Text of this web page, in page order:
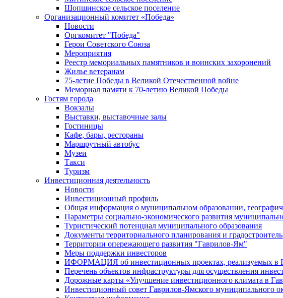
Шопшинское сельское поселение
Организационный комитет «Победа»
Новости
Оргкомитет "Победа"
Герои Советского Союза
Мероприятия
Реестр мемориальных памятников и воинских захоронений
Жилье ветеранам
75-летие Победы в Великой Отечественной войне
Мемориал памяти к 70-летию Великой Победы
Гостям города
Вокзалы
Выставки, выставочные залы
Гостиницы
Кафе, бары, рестораны
Маршрутный автобус
Музеи
Такси
Туризм
Инвестиционная деятельность
Новости
Инвестиционный профиль
Общая информация о муниципальном образовании,
Параметры социально-экономического развития
Туристический потенциал муниципального образования
Документы территориального планирования и
Территории опережающего развития "Гаврилов-Ям"
Меры поддержки инвесторов
ИФОРМАЦИЯ об инвестиционных проектах, реализуемых в
Перечень объектов инфраструктуры для осуществления
Дорожные карты «Улучшение инвестиционного климата в
Инвестиционный совет Гаврилов-Ямского муниципального